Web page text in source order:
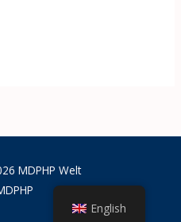
MDPHP Welt
English